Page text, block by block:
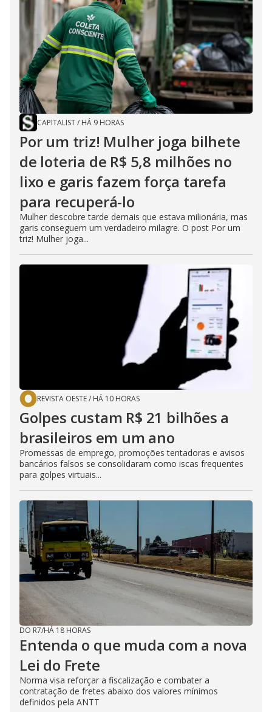
CAPITALIST/ HÁ 9 HORAS
Por um triz! Mulher joga bilhete
de loteria de R$ 5,8 milhões no
lixo e garis fazem força tarefa
para recuperá-lo
Mulher descobre tarde demais que estava milionária, mas
garis conseguem um verdadeiro milagre. O post Por um
triz! Mulher joga...
REVISTA OESTE/ HÁ 10 HORAS
Golpes custam R$ 21 bilhões a
brasileiros em um ano
Promessas de emprego, promoções tentadoras e avisos
bancários falsos se consolidaram como iscas frequentes
para golpes virtuais...
DO R7/HÁ 18 HORAS
Entenda o que muda com a nova
Lei do Frete
Norma visa reforçar a fiscalização e combater a
contratação de fretes abaixo dos valores mínimos
definidos pela ANTT